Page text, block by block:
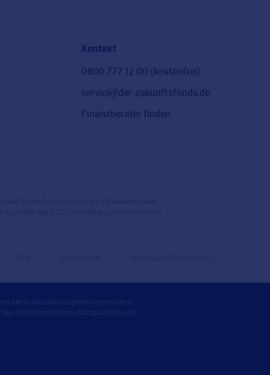
Kontakt
0800 777 12 00 (kostenfrei)
service@der-zukunftsfonds.de
Finanzberater finden
in Hochleistungsrechenzentren in
deutschen Datenschutzgesetzen und